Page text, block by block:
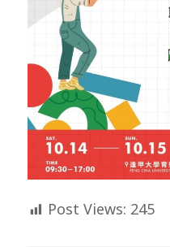
Post Views: 245